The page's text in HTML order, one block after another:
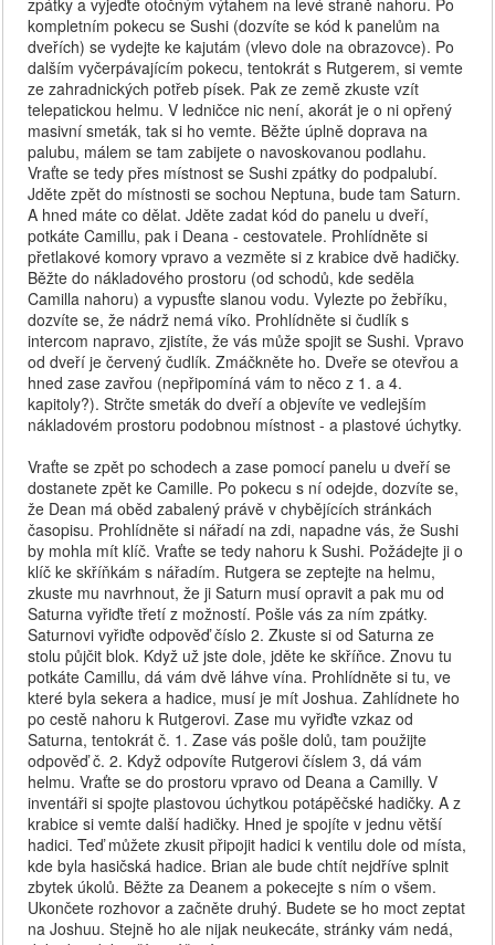
kompletním pokecu se Sushi (dozvíte se kód k panelům na
dveřích) se vydejte ke kajutám (vlevo dole na obrazovce). Po
dalším vyčerpávajícím pokecu, tentokrát s Rutgerem, si vemte
ze zahradnických potřeb písek. Pak ze země zkuste vzít
telepatickou helmu. V ledničce nic není, akorát je o ni opřený
masivní smeták, tak si ho vemte. Běžte úplně doprava na
palubu, málem se tam zabijete o navoskovanou podlahu.
Vraťte se tedy přes místnost se Sushi zpátky do podpalubí.
Jděte zpět do místnosti se sochou Neptuna, bude tam Saturn.
A hned máte co dělat. Jděte zadat kód do panelu u dveří,
potkáte Camillu, pak i Deana - cestovatele. Prohlídněte si
přetlakové komory vpravo a vezměte si z krabice dvě hadičky.
Běžte do nákladového prostoru (od schodů, kde seděla
Camilla nahoru) a vypusťte slanou vodu. Vylezte po žebříku,
dozvíte se, že nádrž nemá víko. Prohlídněte si čudlík s
intercom napravo, zjistíte, že vás může spojit se Sushi. Vpravo
od dveří je červený čudlík. Zmáčkněte ho. Dveře se otevřou a
hned zase zavřou (nepřipomíná vám to něco z 1. a 4.
kapitoly?). Strčte smeták do dveří a objevíte ve vedlejším
nákladovém prostoru podobnou místnost - a plastové úchytky.
Vraťte se zpět po schodech a zase pomocí panelu u dveří se
dostanete zpět ke Camille. Po pokecu s ní odejde, dozvíte se,
že Dean má oběd zabalený právě v chybějících stránkách
časopisu. Prohlídněte si nářadí na zdi, napadne vás, že Sushi
by mohla mít klíč. Vraťte se tedy nahoru k Sushi. Požádejte ji o
klíč ke skříňkám s nářadím. Rutgera se zeptejte na helmu,
zkuste mu navrhnout, že ji Saturn musí opravit a pak mu od
Saturna vyřiďte třetí z možností. Pošle vás za ním zpátky.
Saturnovi vyřiďte odpověď číslo 2. Zkuste si od Saturna ze
stolu půjčit blok. Když už jste dole, jděte ke skříňce. Znovu tu
potkáte Camillu, dá vám dvě láhve vína. Prohlídněte si tu, ve
které byla sekera a hadice, musí je mít Joshua. Zahlídnete ho
po cestě nahoru k Rutgerovi. Zase mu vyřiďte vzkaz od
Saturna, tentokrát č. 1. Zase vás pošle dolů, tam použijte
odpověď č. 2. Když odpovíte Rutgerovi číslem 3, dá vám
helmu. Vraťte se do prostoru vpravo od Deana a Camilly. V
inventáři si spojte plastovou úchytkou potápěčské hadičky. A z
krabice si vemte další hadičky. Hned je spojíte v jednu větší
hadici. Teď můžete zkusit připojit hadici k ventilu dole od místa,
kde byla hasičská hadice. Brian ale bude chtít nejdříve splnit
zbytek úkolů. Běžte za Deanem a pokecejte s ním o všem.
Ukončete rozhovor a začněte druhý. Budete se ho moct zeptat
na Joshuu. Stejně ho ale nijak neukecáte, stránky vám nedá,